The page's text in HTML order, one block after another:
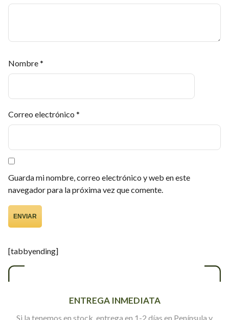
Nombre*
Correo electrónico *
Guarda mi nombre, correo electrónico y web en este
navegador para la próxima vez que comente.
[tabbyending]
ENTREGA INMEDIATA
Si la tenemos en stock, entrega en 1-2 días en Península y